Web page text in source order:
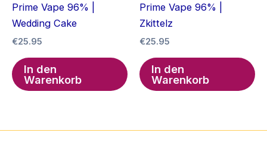
Prime Vape 96% |
Wedding Cake
€25.95
In den
Warenkorb
Prime Vape 96% |
Zkittelz
€25.95
In den
Warenkorb